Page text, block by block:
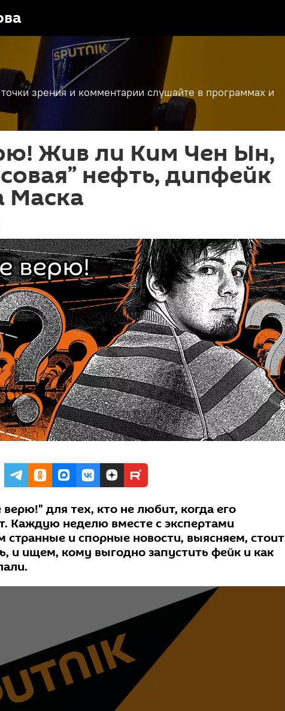
зрения и комментарии слушайте в программах и
Жив ли Ким Чен Ын,
нефть, дипфейк
Маска
для тех, кто не любит, когда его
Каждую неделю вместе с экспертами
странные и спорные новости, выясняем, стоит
и ищем, кому выгодно запустить фейк и как